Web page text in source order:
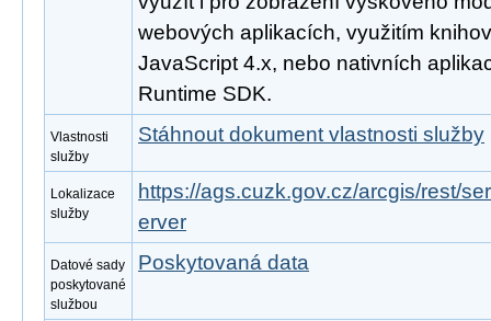
webových aplikacích, využitím
JavaScript 4.x, nebo nativních
Runtime SDK.
Vlastnosti
služby
Stáhnout dokument vlastnosti služby
Lokalizace
služby
https://ags.cuzk.gov.cz/arcgis/rest/
erver
Datové sady
poskytované
službou
Poskytovaná data